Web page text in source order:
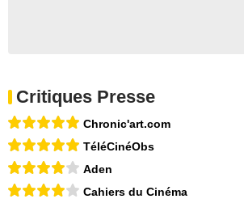
Critiques Presse
Chronic'art.com
TéléCinéObs
Aden
Cahiers du Cinéma